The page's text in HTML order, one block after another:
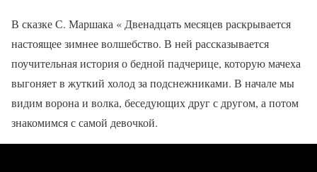
В сказке С. Маршака « Двенадцать месяцев раскрывается
настоящее зимнее волшебство. В ней рассказывается
поучительная история о бедной падчерице, которую мачеха
выгоняет в жуткий холод за подснежниками. В начале мы
видим ворона и волка, беседующих друг с другом, а потом
знакомимся с самой девочкой.